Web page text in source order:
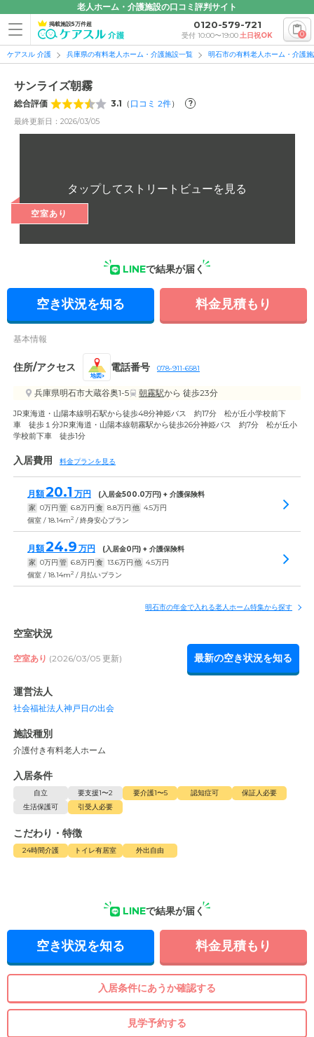
老人ホーム・介護施設の口コミ評判サイト
掲載施設5万件超 0120-579-721
受付 10:00〜19:00土日祝OK 0
ケアスル 介護 兵庫県の有料老人ホーム・介護施設一覧 明石市の有料老人ホーム・介護
サンライズ朝霧
総合評価 3.1 （ 口コミ 2件） ?
最終更新日：2026/03/05
空室あり
LINEで結果が届く
空き状況を知る 料金見積もり
基本情報
住所/アクセス
地図
電話番号 078-911-6581
兵庫県明石市大蔵谷奥1-5 朝霧駅から 徒歩23分
JR東海道・山陽本線明石駅から徒歩48分神姫バス 約17分 松が丘小学校前下
車 徒歩１分JR東海道・山陽本線朝霧駅から徒歩26分神姫バス 約7分 松が丘小
学校前下車 徒歩1分
入居費用 料金プランを見る
月額20.1 万円 (入居金500.0万円) + 介護保険料
家 0万円 管 6.8万円 食 8.8万円 他 4.5万円
個室 / 18.14m2 / 終身安心プラン
月額24.9 万円 (入居金0円) + 介護保険料
家 0万円 管 6.8万円 食 13.6万円 他 4.5万円
個室 / 18.14m2 / 月払いプラン
明石市の年金で入れる老人ホーム特集から探す
空室状況
空室あり (2026/03/05 更新) 最新の空き状況を知る
運営法人
社会福祉法人神戸日の出会
施設種別
介護付き有料老人ホーム
入居条件
自立 要支援1〜2 要介護1〜5 認知症可
保証人必要
生活保護可
引受人必要
こだわり・特徴
24時間介護 トイレ有居室 外出自由
LINEで結果が届く
空き状況を知る 料金見積もり
入居条件にあうか確認する
見学予約する